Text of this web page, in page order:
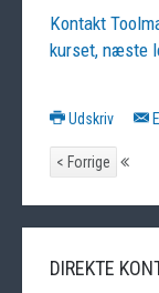
Kontakt
kurset, næste
Udskriv
< Forrige
DIREKTE